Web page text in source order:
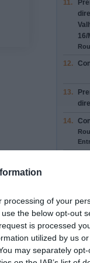
processing of your
the below opt-out
is processed
utilized by us
may separately
11.
16/
12.
13.
14.
17.